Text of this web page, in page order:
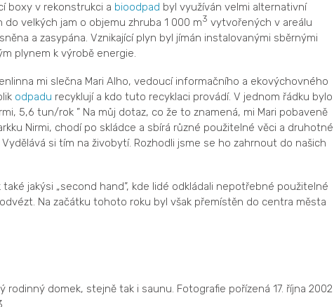
boxy v rekonstrukci a bioodpad byl využíván velmi alternativní
do velkých jam o objemu zhruba 1 000 m3 vytvořených v areálu
a zasypána. Vznikající plyn byl jímán instalovanými sběrnými
plynem k výrobě energie.
mi slečna Mari Alho, vedoucí informačního a ekovýchovného
odpadu recyklují a kdo tuto recyklaci provádí. V jednom řádku bylo
5,6 tun/rok ” Na můj dotaz, co že to znamená, mi Mari pobaveně
Nirmi, chodí po skládce a sbírá různé použitelné věci a druhotné
si tím na živobytí. Rozhodli jsme se ho zahrnout do našich
jakýsi „second hand”, kde lidé odkládali nepotřebné použitelné
Na začátku tohoto roku byl však přemístěn do centra města
rodinný domek, stejně tak i saunu. Fotografie pořízená 17. října 2002